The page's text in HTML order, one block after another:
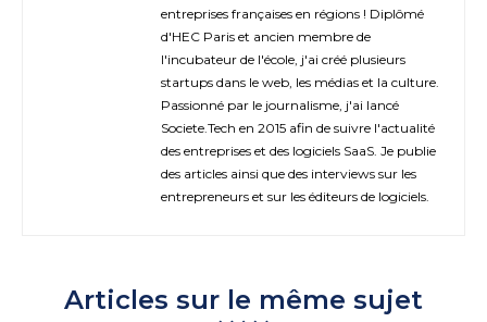
entreprises françaises en régions ! Diplômé
d'HEC Paris et ancien membre de
l'incubateur de l'école, j'ai créé plusieurs
startups dans le web, les médias et la culture.
Passionné par le journalisme, j'ai lancé
Societe.Tech en 2015 afin de suivre l'actualité
des entreprises et des logiciels SaaS. Je publie
des articles ainsi que des interviews sur les
entrepreneurs et sur les éditeurs de logiciels.
Articles sur le même sujet